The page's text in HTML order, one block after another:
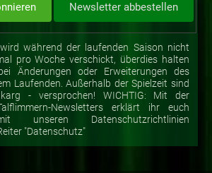
während der laufenden Saison nicht
pro Woche verschickt, überdies halten
Änderungen oder Erweiterungen des
Laufenden. Außerhalb der Spielzeit sind
- versprochen! WICHTIG: Mit der
Newsletters erklärt ihr euch
unseren Datenschutzrichtlinien
"Datenschutz"